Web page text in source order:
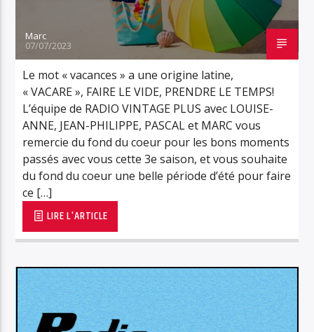
Marc
07/07/2023
Le mot « vacances » a une origine latine,
« VACARE », FAIRE LE VIDE, PRENDRE LE TEMPS!
L’équipe de RADIO VINTAGE PLUS avec LOUISE-
ANNE, JEAN-PHILIPPE, PASCAL et MARC vous
remercie du fond du coeur pour les bons moments
passés avec vous cette 3e saison, et vous souhaite
du fond du coeur une belle période d’été pour faire
ce […]
LIRE L'ARTICLE